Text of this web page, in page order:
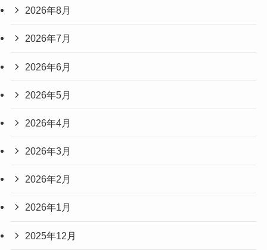
2026年8月
2026年7月
2026年6月
2026年5月
2026年4月
2026年3月
2026年2月
2026年1月
2025年12月